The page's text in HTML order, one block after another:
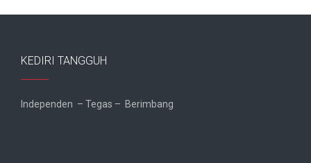
KEDIRI TANGGUH
Independen – Tegas – Berimbang